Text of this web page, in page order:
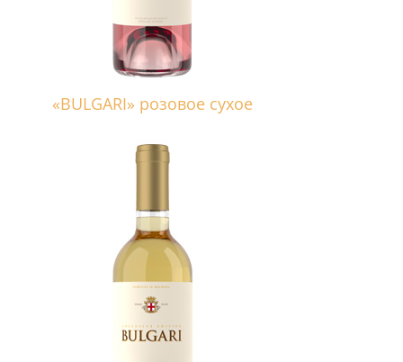
«BULGARI» розовое сухое